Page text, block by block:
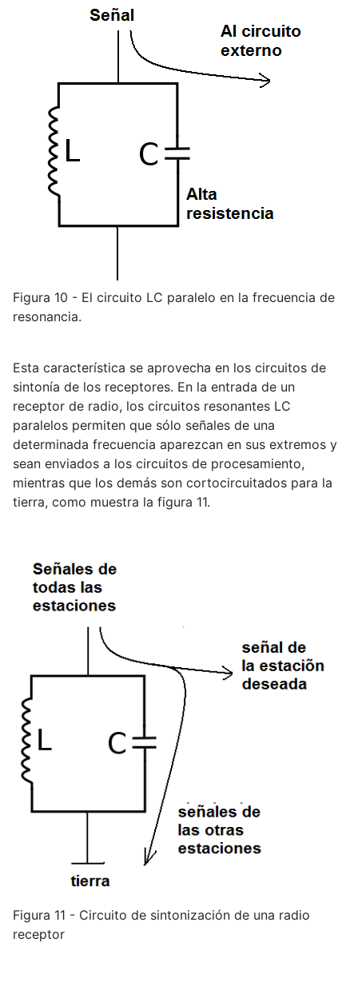
Figura 10 - El circuito LC paralelo en la frecuencia de
resonancia.
Esta característica se aprovecha en los circuitos de
sintonía de los receptores. En la entrada de un
receptor de radio, los circuitos resonantes LC
paralelos permiten que sólo señales de una
determinada frecuencia aparezcan en sus extremos y
sean enviados a los circuitos de procesamiento,
mientras que los demás son cortocircuitados para la
tierra, como muestra la figura 11.
Figura 11 - Circuito de sintonización de una radio
receptor